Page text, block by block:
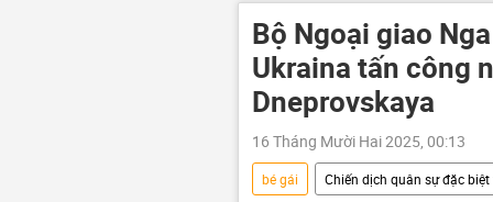
Nga
Trung Đông
Bộ Ngoại giao
Ukraina tấn công
Dneprovskaya
16 Tháng Mười Hai 2025, 00:13
bé gái Chiến dịch quân sự đặc